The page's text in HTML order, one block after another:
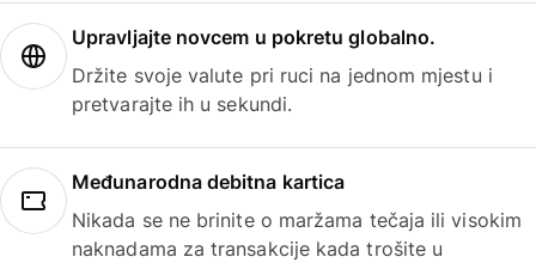
Upravljajte novcem u pokretu globalno.
Držite svoje valute pri ruci na jednom mjestu i
pretvarajte ih u sekundi.
Međunarodna debitna kartica
Nikada se ne brinite o maržama tečaja ili visokim
naknadama za transakcije kada trošite u